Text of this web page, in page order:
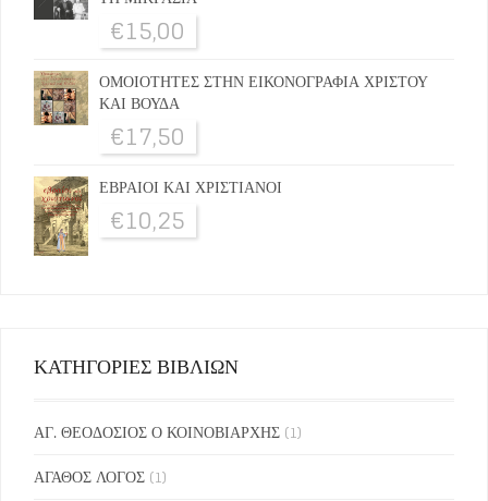
€15,00
ΟΜΟΙΟΤΗΤΕΣ ΣΤΗΝ ΕΙΚΟΝΟΓΡΑΦΙΑ ΧΡΙΣΤΟΥ
ΚΑΙ ΒΟΥΔΑ
€17,50
ΕΒΡΑΙΟΙ ΚΑΙ ΧΡΙΣΤΙΑΝΟΙ
€10,25
ΚΑΤΗΓΟΡΙΕΣ ΒΙΒΛΙΩΝ
ΑΓ. ΘΕΟΔΟΣΙΟΣ Ο ΚΟΙΝΟΒΙΑΡΧΗΣ (1)
ΑΓΑΘΟΣ ΛΟΓΟΣ (1)